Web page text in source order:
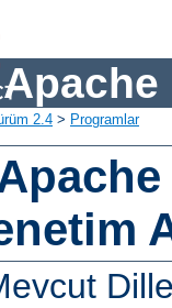
Apache
2.4 > Programlar